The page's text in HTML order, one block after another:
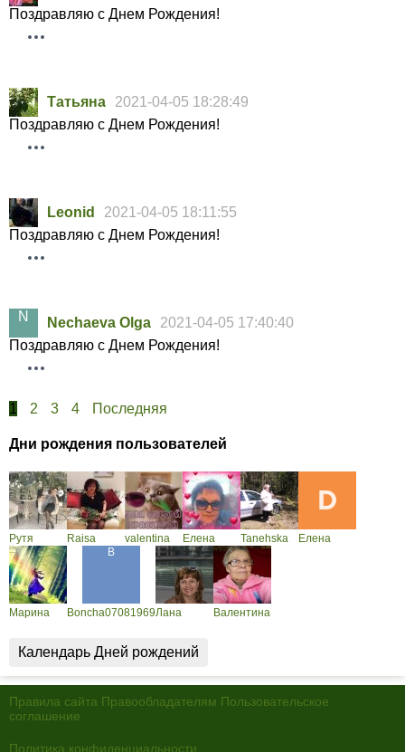
Поздравляю с Днем Рождения!
Татьяна
2021-04-05 18:28:49
Поздравляю с Днем Рождения!
Leonid
2021-04-05 18:11:55
Поздравляю с Днем Рождения!
Nechaeva Olga
2021-04-05 17:40:40
Поздравляю с Днем Рождения!
1 2 3 4 Последняя
Дни рождения пользователей
Рутя Raisa valentina Елена Tanehska Елена
Марина Boncha07081969Лана Валентина
Календарь Дней рождений
Правила сайта Правообладателям Пользовательское
соглашение
Политика конфиденциальности